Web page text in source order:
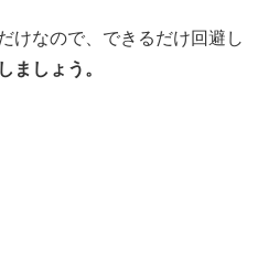
けなので、できるだけ回避し
ましょう。